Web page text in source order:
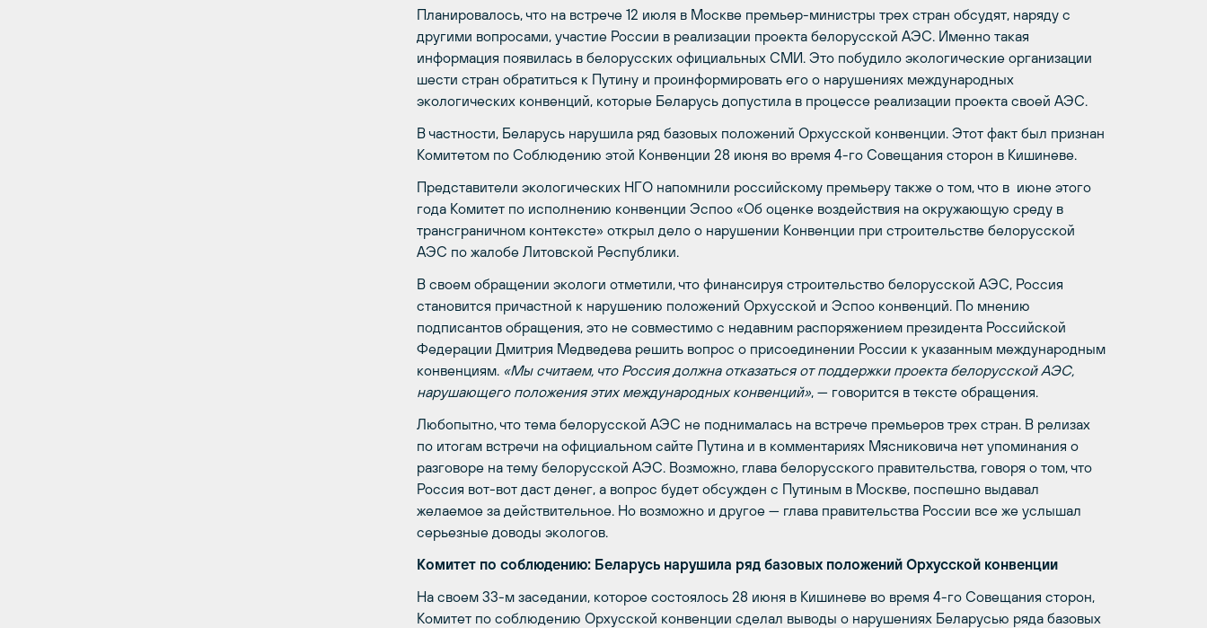
Планировалось, что на встрече 12 июля в Москве премьер-министры трех стран обсудят, наряду с
другими вопросами, участие России в реализации проекта белорусской АЭС. Именно такая
информация появилась в белорусских официальных СМИ. Это побудило экологические организации
шести стран обратиться к Путину и проинформировать его о нарушениях международных
экологических конвенций, которые Беларусь допустила в процессе реализации проекта своей АЭС.
В частности, Беларусь нарушила ряд базовых положений Орхусской конвенции. Этот факт был признан
Комитетом по Соблюдению этой Конвенции 28 июня во время 4-го Совещания сторон в Кишиневе.
Представители экологических НГО напомнили российскому премьеру также о том, что в июне этого
года Комитет по исполнению конвенции Эспоо «Об оценке воздействия на окружающую среду в
трансграничном контексте» открыл дело о нарушении Конвенции при строительстве белорусской
АЭС по жалобе Литовской Республики.
В своем обращении экологи отметили, что финансируя строительство белорусской АЭС, Россия
становится причастной к нарушению положений Орхусской и Эспоо конвенций. По мнению
подписантов обращения, это не совместимо с недавним распоряжением президента Российской
Федерации Дмитрия Медведева решить вопрос о присоединении России к указанным международным
конвенциям. «Мы считаем, что Россия должна отказаться от поддержки проекта белорусской АЭС,
нарушающего положения этих международных конвенций», — говорится в тексте обращения.
Любопытно, что тема белорусской АЭС не поднималась на встрече премьеров трех стран. В релизах
по итогам встречи на официальном сайте Путина и в комментариях Мясниковича нет упоминания о
разговоре на тему белорусской АЭС. Возможно, глава белорусского правительства, говоря о том, что
Россия вот-вот даст денег, а вопрос будет обсужден с Путиным в Москве, поспешно выдавал
желаемое за действительное. Но возможно и другое — глава правительства России все же услышал
серьезные доводы экологов.
Комитет по соблюдению: Беларусь нарушила ряд базовых положений Орхусской конвенции
На своем 33-м заседании, которое состоялось 28 июня в Кишиневе во время 4-го Совещания сторон,
Комитет по соблюдению Орхусской конвенции сделал выводы о нарушениях Беларусью ряда базовых